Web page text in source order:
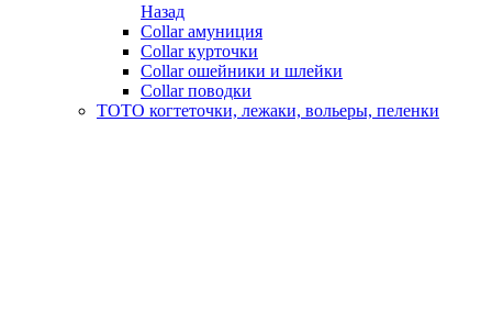
Назад
Collar амуниция
Collar курточки
Collar ошейники и шлейки
Collar поводки
ТОТО когтеточки, лежаки, вольеры, пеленки